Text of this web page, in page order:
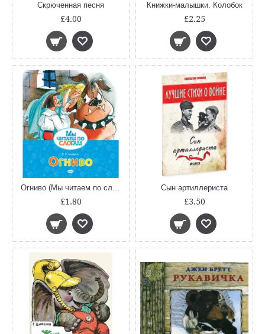
Скрюченная песня
£4.00
Книжки-малышки. Колобок
£2.25
Огниво (Мы читаем по слогам)
£1.80
Сын артиллериста
£3.50